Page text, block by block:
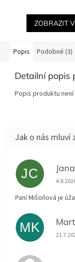
ZOBRAZIT
Popis Podobné (3)
Detailní popis
Popis produktu
JC
Paní Mišoňová je
MK